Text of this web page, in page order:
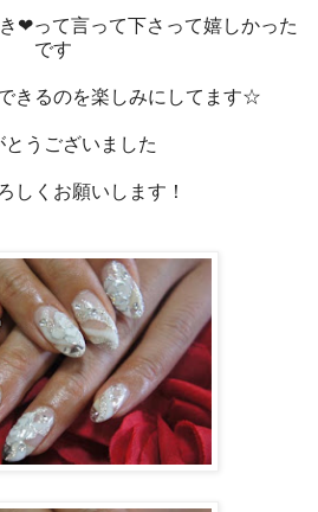
❤って言って下さって嬉しかった
です
きるのを楽しみにしてます☆
とうございました
しくお願いします！